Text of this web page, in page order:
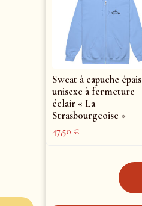
Sweat à capuche épais
unisexe à fermeture
éclair « La
Strasbourgeoise »
47,50€